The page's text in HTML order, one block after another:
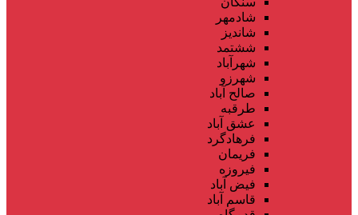
شادمهر
شاندیز
ششتمد
شهرآباد
شهرزو
صالح آباد
طرقبه
عشق آباد
فرهادگرد
فریمان
فیروزه
فیض آباد
قاسم آباد